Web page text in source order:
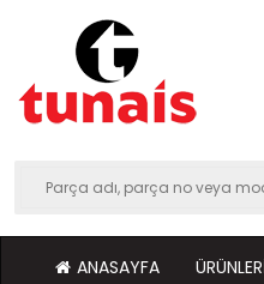
ANASAYFA